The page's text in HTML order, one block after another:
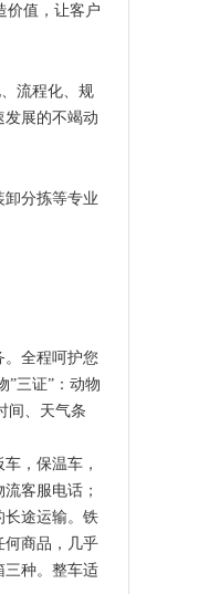
价值，让客户
流程化、规
展的不竭动
分拣等专业
。全程呵护您
”三证”：动物
间、天气条
，保温车，
客服电话；
途运输。铁
何商品，几乎
三种。整车适